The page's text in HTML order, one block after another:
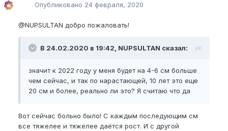
Опубликовано 24 февраля, 2020
@NUPSULTAN добро пожаловать!
В 24.02.2020 в 19:42, NUPSULTAN сказал:
значит к 2022 году у меня будет на 4-6 см больше
чем сейчас, и так по нарастающей, 10 лет это еще
20 см и более, реально ли это? Я считаю что да
Вот сейчас больно было! С каждым последующим см
все тяжелее и тяжелее даётся рост. И с другой